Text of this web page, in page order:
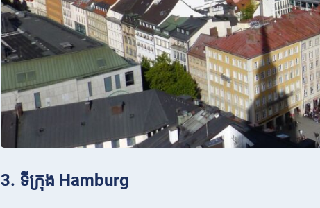
3. ទីក្រុង Hamburg